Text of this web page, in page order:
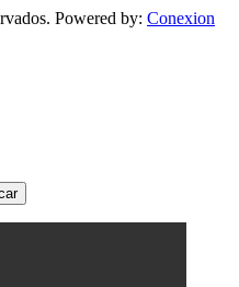
Powered by: Conexion